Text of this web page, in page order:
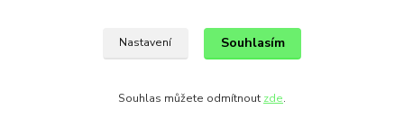
Nastavení Souhlasím
Souhlas můžete odmítnout zde.